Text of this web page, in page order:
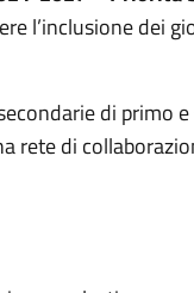
l’inclusione dei
di primo
rete di